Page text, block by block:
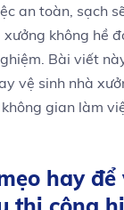
an toàn, sạch
xưởng không hề
Bài viết
vệ sinh nhà
gian làm
hay để